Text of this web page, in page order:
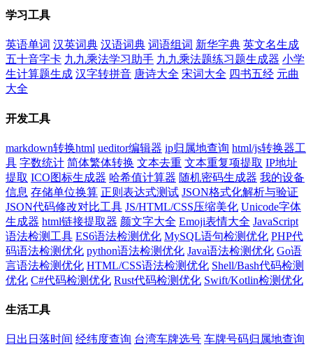
学习工具
英语单词 汉英词典 汉语词典 词语组词 新华字典 英文名生成
五十音字卡 九九乘法学习助手 九九乘法题练习题生成器 小学
生计算题生成 汉字转拼音 唐诗大全 宋词大全 四书五经 元曲
大全
开发工具
markdown转换html ueditor编辑器 ip归属地查询 html/js转换器工
具 字数统计 简体繁体转换 文本去重 文本重复项提取 IP地址
提取 ICO图标生成器 哈希值计算器 随机密码生成器 我的设备
信息 存储单位换算 正则表达式测试 JSON格式化解析与验证
JSON代码修改对比工具 JS/HTML/CSS压缩美化 Unicode字体
生成器 html链接提取器 颜文字大全 Emoji表情大全 JavaScript
语法检测工具 ES6语法检测优化 MySQL语句检测优化 PHP代
码语法检测优化 python语法检测优化 Java语法检测优化 Go语
言语法检测优化 HTML/CSS语法检测优化 Shell/Bash代码检测
优化 C#代码检测优化 Rust代码检测优化 Swift/Kotlin检测优化
生活工具
日出日落时间 经纬度查询 台湾车牌选号 车牌号码归属地查询